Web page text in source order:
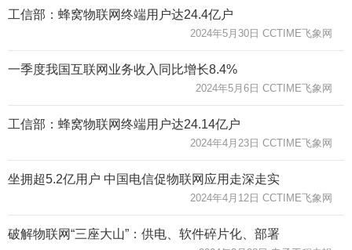
工信部：蜂窝物联网终端用户达24.4亿户
2024年5月30日 CCTIME飞象网
一季度我国互联网业务收入同比增长8.4%
2024年5月6日 CCTIME飞象网
工信部：蜂窝物联网终端用户达24.14亿户
2024年4月23日 CCTIME飞象网
坐拥超5.2亿用户 中国电信促物联网应用走深走实
2024年4月12日 CCTIME飞象网
破解物联网“三座大山”：供电、软件碎片化、部署